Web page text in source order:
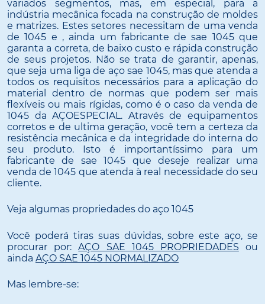
variados segmentos, mas, em especial, para a
indústria mecânica focada na construção de moldes
e matrizes. Estes setores necessitam de uma venda
de 1045 e , ainda um fabricante de sae 1045 que
garanta a correta, de baixo custo e rápida construção
de seus projetos. Não se trata de garantir, apenas,
que seja uma liga de aço sae 1045, mas que atenda a
todos os requisitos necessários para a aplicação do
material dentro de normas que podem ser mais
flexíveis ou mais rígidas, como é o caso da venda de
1045 da AÇOESPECIAL. Através de equipamentos
corretos e de ultima geração, você tem a certeza da
resistência mecânica e da integridade do interna do
seu produto. Isto é importantíssimo para um
fabricante de sae 1045 que deseje realizar uma
venda de 1045 que atenda à real necessidade do seu
cliente.
Veja algumas propriedades do aço 1045
Você poderá tiras suas dúvidas, sobre este aço, se
procurar por:AÇO SAE 1045 PROPRIEDADES ou
ainda AÇO SAE 1045 NORMALIZADO
Mas lembre-se: